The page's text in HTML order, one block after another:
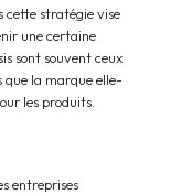
cette stratégie vise
une certaine
sont souvent ceux
que la marque elle-
les produits.
entreprises